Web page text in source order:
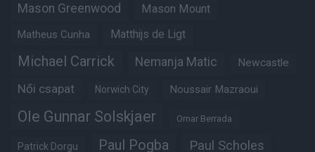
Mason Greenwood Mason Mount
Matheus Cunha Matthijs de Ligt
Michael Carrick Nemanja Matic Newcastle
Női csapat Norwich City Noussair Mazraoui
Ole Gunnar Solskjaer Omar Berrada
Patrick Dorgu Paul Pogba Paul Scholes